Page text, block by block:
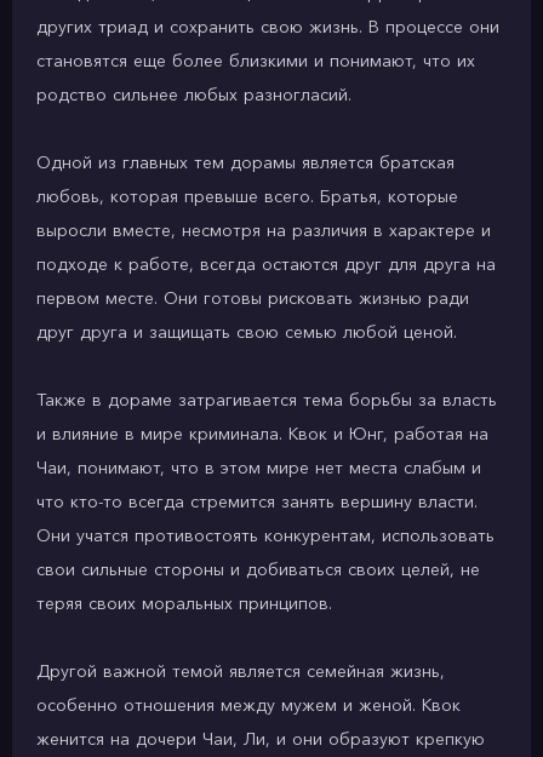
других триад и сохранить свою жизнь. В процессе они
становятся еще более близкими и понимают, что их
родство сильнее любых разногласий.
Одной из главных тем дорамы является братская
любовь, которая превыше всего. Братья, которые
выросли вместе, несмотря на различия в характере и
подходе к работе, всегда остаются друг для друга на
первом месте. Они готовы рисковать жизнью ради
друг друга и защищать свою семью любой ценой.
Также в дораме затрагивается тема борьбы за власть
и влияние в мире криминала. Квок и Юнг, работая на
Чаи, понимают, что в этом мире нет места слабым и
что кто-то всегда стремится занять вершину власти.
Они учатся противостоять конкурентам, использовать
свои сильные стороны и добиваться своих целей, не
теряя своих моральных принципов.
Другой важной темой является семейная жизнь,
особенно отношения между мужем и женой. Квок
женится на дочери Чаи, Ли, и они образуют крепкую